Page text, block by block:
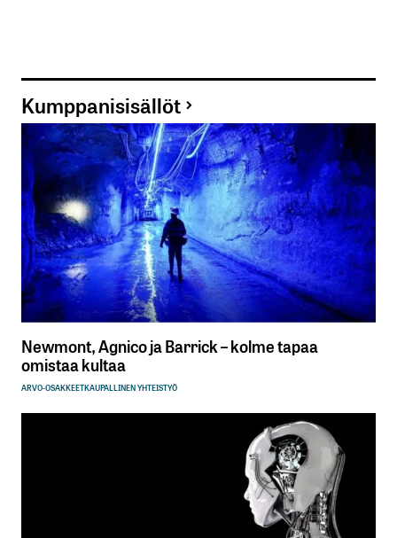
Kumppanisisällöt
Newmont, Agnico ja Barrick – kolme tapaa
omistaa kultaa
ARVO-OSAKKEETKAUPALLINEN YHTEISTYÖ